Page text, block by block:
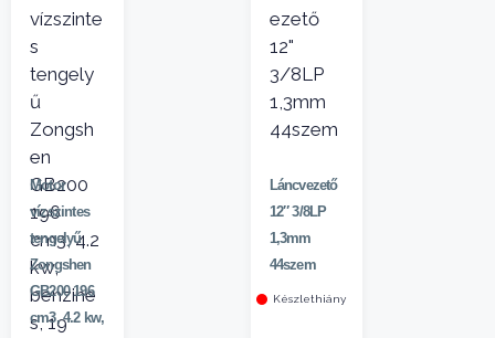
Motor
vízszintes
tengelyű
Zongshen
GB200 196
cm3, 4.2 kw,
Láncvezető
12″ 3/8LP
1,3mm
44szem
Készlethiány